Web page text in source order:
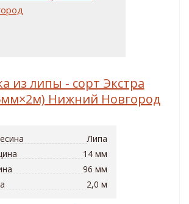
из липы - сорт Экстра
Нижний Новгород
Липа
14 мм
96 мм
2,0 м